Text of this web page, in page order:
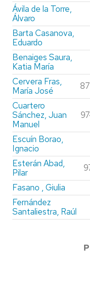
Ávila de la Torre,
Álvaro
Barta Casanova,
Eduardo
Benaiges Saura,
Katia María
Cervera Fras,
María José
Cuartero
Sánchez, Juan
Manuel
Escuín Borao,
Ignacio
Esterán Abad,
Pilar
Fasano , Giulia
Fernández
Santaliestra, Raúl